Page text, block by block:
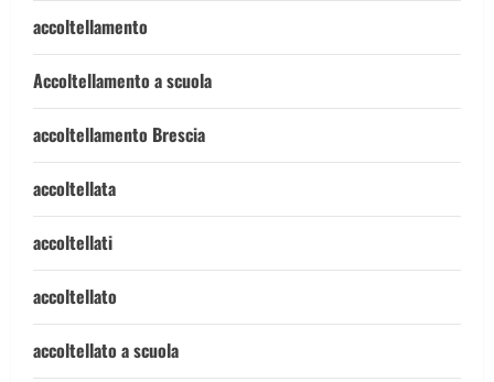
accoltellamento
Accoltellamento a scuola
accoltellamento Brescia
accoltellata
accoltellati
accoltellato
accoltellato a scuola